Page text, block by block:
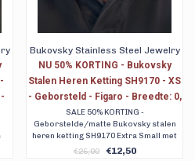
Bukovsky Stainless Steel Jewelry
NU 50% KORTING - Bukovsky
Stalen Heren Ketting SH9170 - XS
- Geborsteld - Figaro - Breedte: 0,
5cm - Dikte: 0,1 cm - 5
Lengtematen - Vanaf € 12,50
SALE 50% KORTING -
Geborstelde/matte Bukovsky stalen
heren ketting SH9170 Extra Small met
Figaro schakels. Verkrijgbaar in 5
€25,00 €12,50